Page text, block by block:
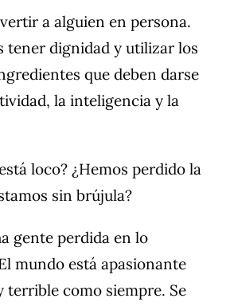
a alguien en persona.
tener dignidad y utilizar los
que deben darse
la inteligencia y la
loco? ¿Hemos perdido la
sin brújula?
gente perdida en lo
mundo está apasionante
terrible como siempre. Se